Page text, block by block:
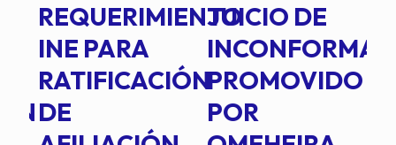
REQUERIMIENTO
INE PARA
RATIFICACIÓN
DE
JUICIO DE
INCONFORMAD
PROMOVIDO
POR